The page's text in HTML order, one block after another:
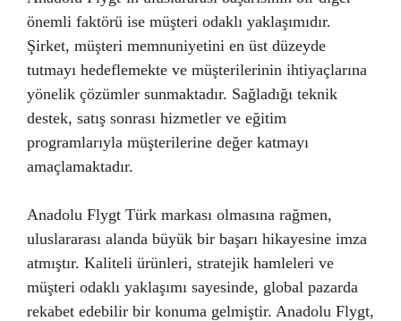
önemli faktörü ise müşteri odaklı yaklaşımıdır.
Şirket, müşteri memnuniyetini en üst düzeyde
tutmayı hedeflemekte ve müşterilerinin ihtiyaçlarına
yönelik çözümler sunmaktadır. Sağladığı teknik
destek, satış sonrası hizmetler ve eğitim
programlarıyla müşterilerine değer katmayı
amaçlamaktadır.
Anadolu Flygt Türk markası olmasına rağmen,
uluslararası alanda büyük bir başarı hikayesine imza
atmıştır. Kaliteli ürünleri, stratejik hamleleri ve
müşteri odaklı yaklaşımı sayesinde, global pazarda
rekabet edebilir bir konuma gelmiştir. Anadolu Flygt,